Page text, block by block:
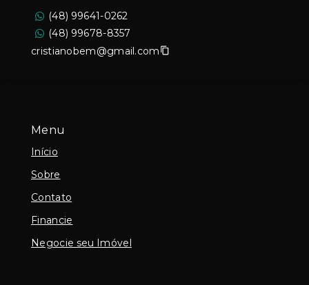
Menu
Início
Sobre
Contato
Financie
Negocie seu Imóvel
(48) 99641-0262
(48) 99678-8357
cristianobem@gmail.com